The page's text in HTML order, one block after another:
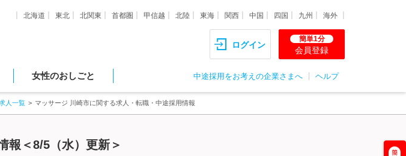
北海道 東北 北関東 首都圏 甲信越 北陸 東海 関西 中国 四国 九州 海外
ログイン
簡単1分
会員登録
女性のおしごと 中途採用をお考えの企業さまへ ヘルプ
人一覧 マッサージ 川崎市に関する求人・転職・中途採用情報
報＜8/5（水）更新＞